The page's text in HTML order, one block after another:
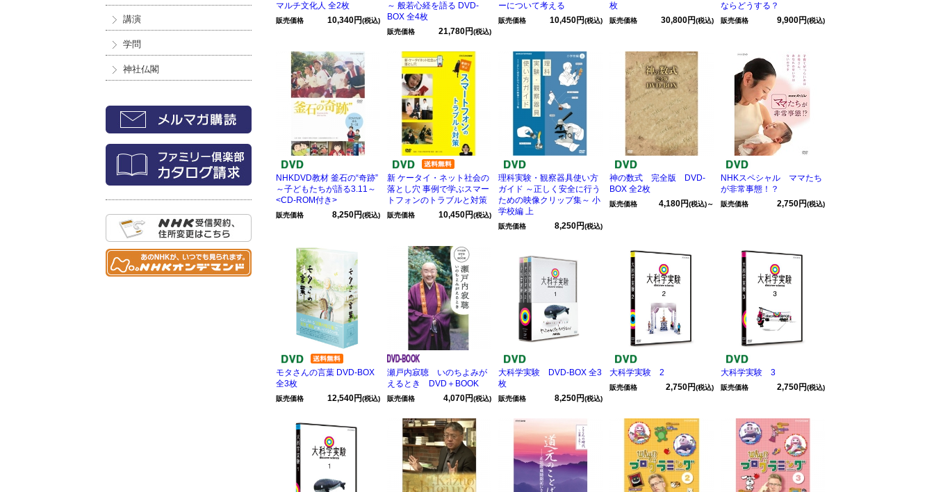
講演
学問
神社仏閣
マルチ文化人 全2枚
販売価格 10,340円(税込)
～ 般若心経を語る DVD-
BOX 全4枚
販売価格 21,780円(税込)
ーについて考える
販売価格 10,450円(税込)
枚
販売価格 30,800円(税込)
ならどうする？
販売価格 9,900円(税込)
NHKDVD教材 釜石の“奇跡”
～子どもたちが語る3.11～
<CD-ROM付き>
販売価格 8,250円(税込)
新 ケータイ・ネット社会の
落とし穴 事例で学ぶスマー
トフォンのトラブルと対策
販売価格 10,450円(税込)
理科実験・観察器具使い方
ガイド ～正しく安全に行う
ための映像クリップ集～ 小
学校編 上
販売価格 8,250円(税込)
神の数式 完全版 DVD-
BOX 全2枚
販売価格 4,180円(税込)～
NHKスペシャル ママたち
が非常事態！？
販売価格 2,750円(税込)
モタさんの言葉 DVD-BOX
全3枚
販売価格 12,540円(税込)
瀬戸内寂聴 いのちよみが
えるとき DVD＋BOOK
販売価格 4,070円(税込)
大科学実験 DVD-BOX 全3
枚
販売価格 8,250円(税込)
大科学実験 2
販売価格 2,750円(税込)
大科学実験 3
販売価格 2,750円(税込)